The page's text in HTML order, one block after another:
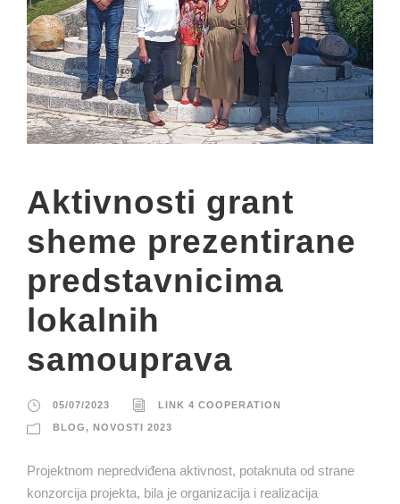
Aktivnosti grant
sheme prezentirane
predstavnicima
lokalnih
samouprava
05/07/2023 LINK 4 COOPERATION
BLOG, NOVOSTI 2023
Projektnom nepredviđena aktivnost, potaknuta od strane
konzorcija projekta, bila je organizacija i realizacija